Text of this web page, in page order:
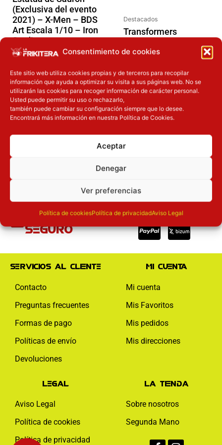
Consentimiento de cookies
Este sitio web utiliza cookies propias y de terceros para recopilar
información que ayuda a optimizar su visita a sus páginas web. No se
utilizarán las cookies para recoger información de carácter personal.
Usted puede permitir su uso o rechazarlo,
también puede cambiar su configuración siempre que lo desee.
Encontrará más información en nuestra Política de Cookies.
Aceptar
Denegar
Ver preferencias
Política de cookiesPolítica de privacidadAviso Legal
(Exclusiva del evento
2021) – X-Men – BDS
Art Escala 1/10 – Iron
Studios
149.90€
Añadir a la
cesta
Destacados
Transformers
Evolution Leader
Blitzwing
59.90€
Añadir a la
Pago
seguro
Cc-
visa
Cc-
Cc-
paypal
Servicios al cliente
Contacto
Preguntas frecuentes
Formas de pago
Políticas de envío
Devoluciones
Mi cuenta
Mi cuenta
Mis Favoritos
Mis pedidos
Mis direcciones
Legal
Aviso Legal
Política de cookies
Política de privacidad
La tienda
Sobre nosotros
Segunda Mano